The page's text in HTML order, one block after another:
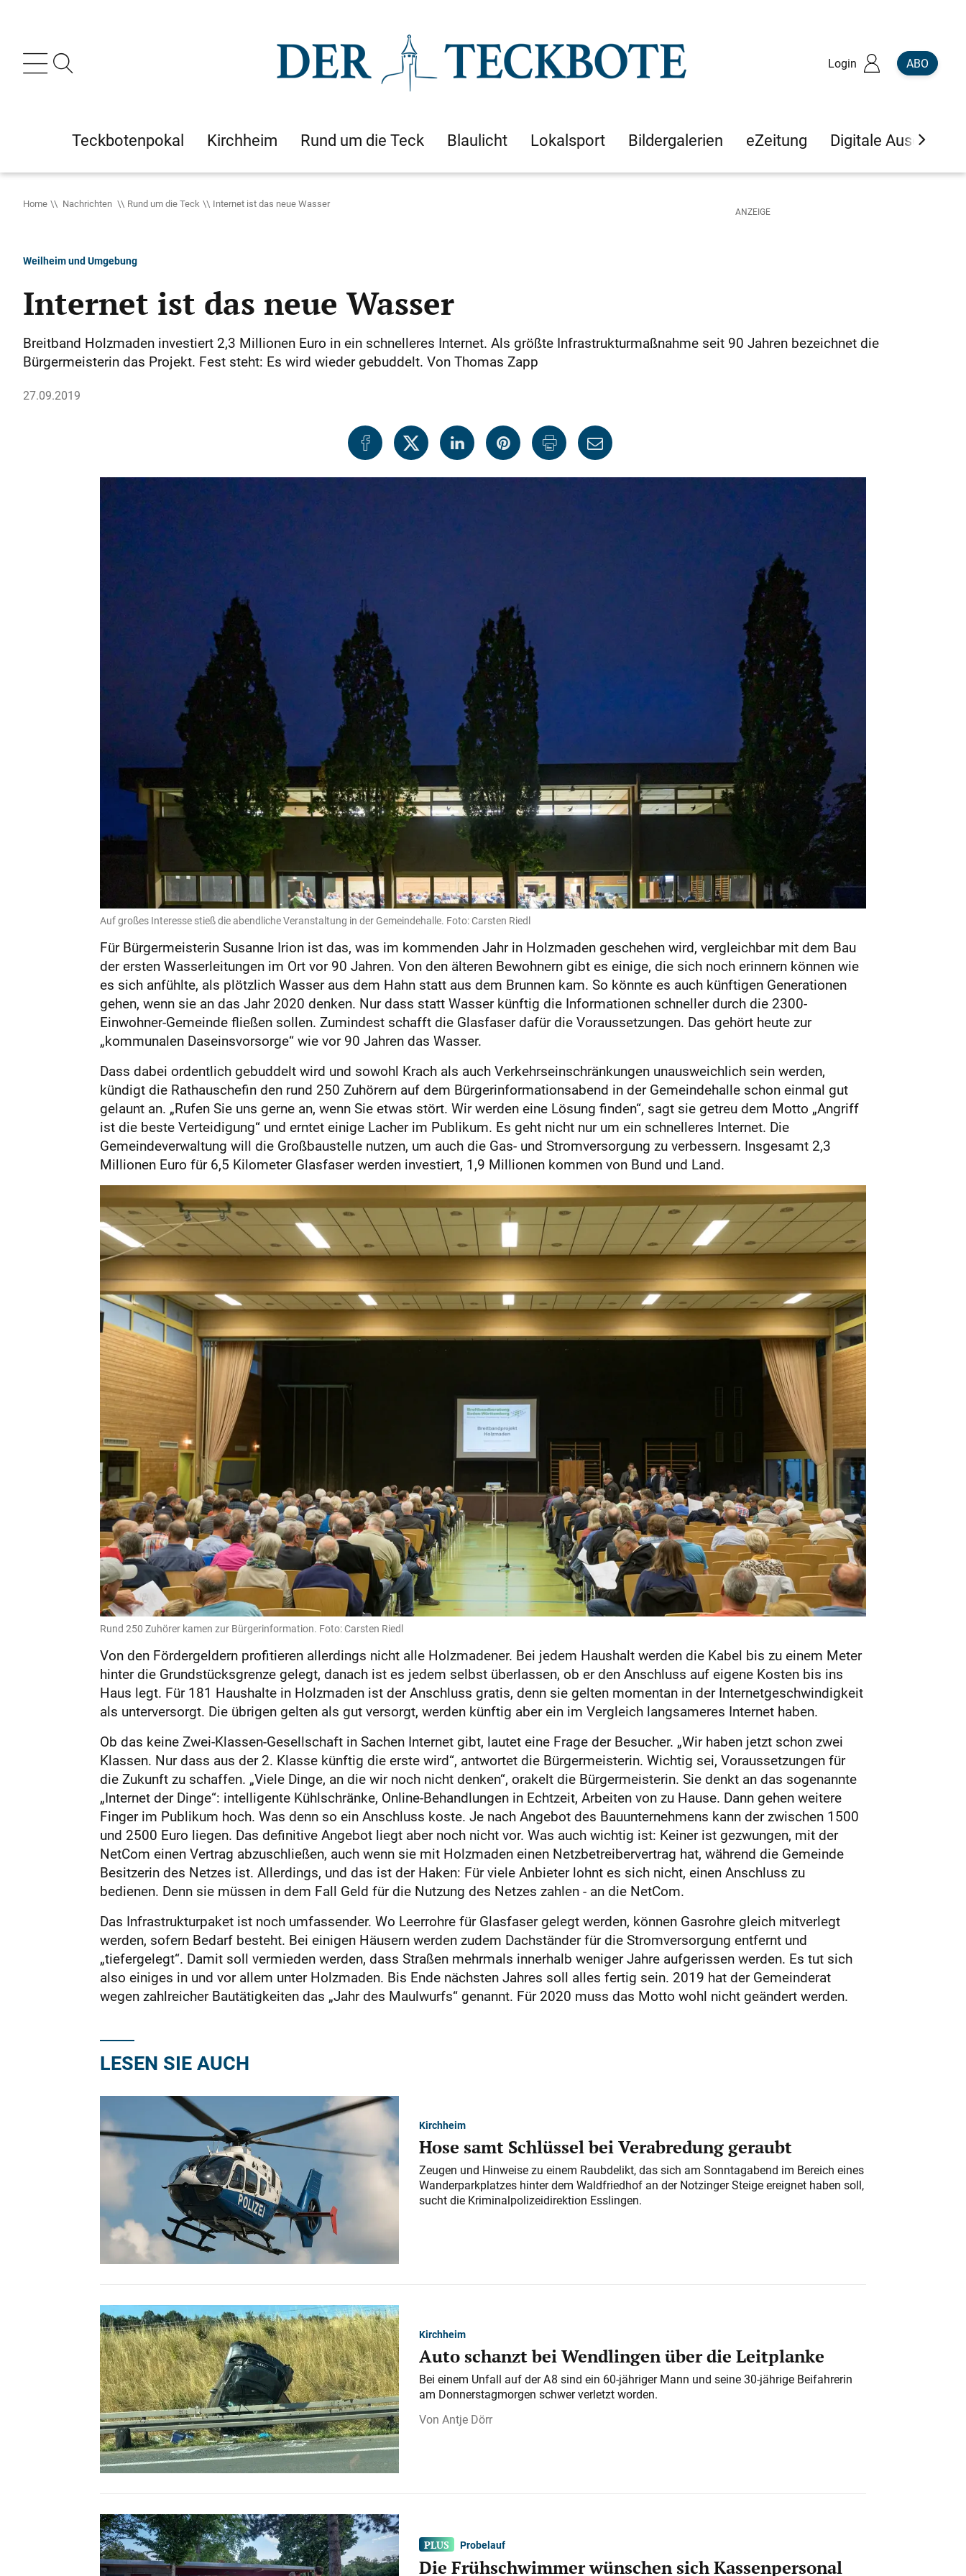
Login ABO
Teckbotenpokal Kirchheim Rund um die Teck Blaulicht Lokalsport Bildergalerien eZeitung Digitale Ausgaben
Home Nachrichten Rund um die Teck Internet ist das neue Wasser
Weilheim und Umgebung
Internet ist das neue Wasser
Breitband Holzmaden investiert 2,3 Millionen Euro in ein schnelleres Internet. Als größte Infrastrukturmaßnahme seit 90 Jahren bezeichnet die
Bürgermeisterin das Projekt. Fest steht: Es wird wieder gebuddelt. Von Thomas Zapp
27.09.2019
Auf großes Interesse stieß die abendliche Veranstaltung in der Gemeindehalle. Foto: Carsten Riedl
Für Bürgermeisterin Susanne Irion ist das, was im kommenden Jahr in Holzmaden geschehen wird, vergleichbar mit dem Bau
der ersten Wasserleitungen im Ort vor 90 Jahren. Von den älteren Bewohnern gibt es einige, die sich noch erinnern können wie
es sich anfühlte, als plötzlich Wasser aus dem Hahn statt aus dem Brunnen kam. So könnte es auch künftigen Generationen
gehen, wenn sie an das Jahr 2020 denken. Nur dass statt Wasser künftig die Informationen schneller durch die 2300-
Einwohner-Gemeinde fließen sollen. Zumindest schafft die Glasfaser dafür die Voraussetzungen. Das gehört heute zur
„kommunalen Daseinsvorsorge“ wie vor 90 Jahren das Wasser.
Dass dabei ordentlich gebuddelt wird und sowohl Krach als auch Verkehrseinschränkungen unausweichlich sein werden,
kündigt die Rathauschefin den rund 250 Zuhörern auf dem Bürgerinformationsabend in der Gemeindehalle schon einmal gut
gelaunt an. „Rufen Sie uns gerne an, wenn Sie etwas stört. Wir werden eine Lösung finden“, sagt sie getreu dem Motto „Angriff
ist die bes­te Verteidigung“ und erntet einige Lacher im Publikum. Es geht nicht nur um ein schnelleres Internet. Die
Gemeindeverwaltung will die Großbaustelle nutzen, um auch die Gas- und Stromversorgung zu verbessern. Insgesamt 2,3
Millionen Euro für 6,5 Kilometer Glasfaser werden investiert, 1,9 Millionen kommen von Bund und Land.
Rund 250 Zuhörer kamen zur Bürgerinformation. Foto: Carsten Riedl
Von den Fördergeldern profitieren allerdings nicht alle Holzmadener. Bei jedem Haushalt werden die Kabel bis zu einem Meter
hinter die Grundstücksgrenze gelegt, danach ist es jedem selbst überlassen, ob er den Anschluss auf eigene Kosten bis ins
Haus legt. Für 181 Haushalte in Holzmaden ist der Anschluss gratis, denn sie gelten momentan in der Internetgeschwindigkeit
als unterversorgt. Die übrigen gelten als gut versorgt, werden künftig aber ein im Vergleich langsameres Internet haben.
Ob das keine Zwei-Klassen-Gesellschaft in Sachen Internet gibt, lautet eine Frage der Besucher. „Wir haben jetzt schon zwei
Klassen. Nur dass aus der 2. Klasse künftig die erste wird“, antwortet die Bürgermeisterin. Wichtig sei, Voraussetzungen für
die Zukunft zu schaffen. „Viele Dinge, an die wir noch nicht denken“, orakelt die Bürgermeisterin. Sie denkt an das sogenannte
„Internet der Dinge“: intelligente Kühlschränke, Online-Behandlungen in Echtzeit, Arbeiten von zu Hause. Dann gehen weitere
Finger im Publikum hoch. Was denn so ein Anschluss koste. Je nach Angebot des Bauunternehmens kann der zwischen 1500
und 2500 Euro liegen. Das definitive Angebot liegt aber noch nicht vor. Was auch wichtig ist: Keiner ist gezwungen, mit der
NetCom einen Vertrag abzuschließen, auch wenn sie mit Holzmaden einen Netzbetreibervertrag hat, während die Gemeinde
Besitzerin des Netzes ist. Allerdings, und das ist der Haken: Für viele Anbieter lohnt es sich nicht, einen Anschluss z​u
bedienen. Denn sie müssen in dem Fall Geld für die Nutzung des Netzes zahlen - an die NetCom.
Das Infrastrukturpaket ist noch umfassender. Wo Leerrohre für Glasfaser gelegt werden, können Gasrohre gleich mitverlegt
werden, sofern Bedarf besteht. Bei einigen Häusern werden zudem Dachständer für die Stromversorgung entfernt und
„tiefergelegt“. Damit soll vermieden werden, dass Straßen mehrmals innerhalb weniger Jahre aufgerissen werden. Es tut sich
also einiges in und vor allem unter Holzmaden. Bis Ende nächsten Jahres soll alles fertig sein. 2019 hat der Gemeinderat
wegen zahlreicher Bautätigkeiten das „Jahr des Maulwurfs“ genannt. Für 2020 muss das Motto wohl nicht geändert werden.
LESEN SIE AUCH
Kirchheim
Hose samt Schlüssel bei Verabredung geraubt
Zeugen und Hinweise zu einem Raubdelikt, das sich am Sonntagabend im Bereich eines
Wanderparkplatzes hinter dem Waldfriedhof an der Notzinger Steige ereignet haben soll,
sucht die Kriminalpolizeidirektion Esslingen.
Kirchheim
Auto schanzt bei Wendlingen über die Leitplanke
Bei einem Unfall auf der A 8 sind ein 60-jähriger Mann und seine 30-jährige Beifahrerin
am Donnerstagmorgen schwer verletzt worden.
Antje Dörr
Probelauf
Die Frühschwimmer wünschen sich Kassenpersonal